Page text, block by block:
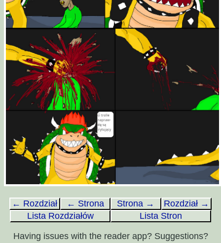
← Rozdział ← Strona Strona →
Rozdział →
Lista Rozdziałów
Lista Stron
Having issues with the reader app? Suggestions?